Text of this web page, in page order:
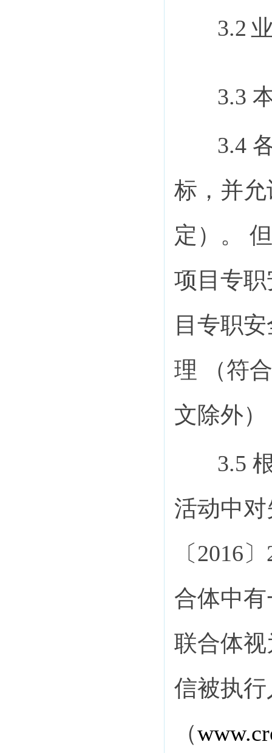
3.2
3.3
3.4
标，并
定）。
项目专
目专职
理 （符
文除外）
3.5
活动中
〔2016
合体中
联合体
信被执
（